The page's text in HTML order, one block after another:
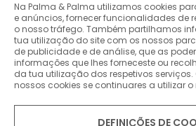
PALMA & PALMA
APOIO AO CLIENTE
CONTACTOS
Na Palma & Palma utilizamos cookies
e anúncios, fornecer funcionalidades de
o nosso tráfego. Também partilhamos
tua utilização do site com os nossos
de publicidade e de análise, que as
informações que lhes forneceste ou
da tua utilização dos respetivos
nossos cookies se continuares a utilizar o
DEFINIÇÕES DE